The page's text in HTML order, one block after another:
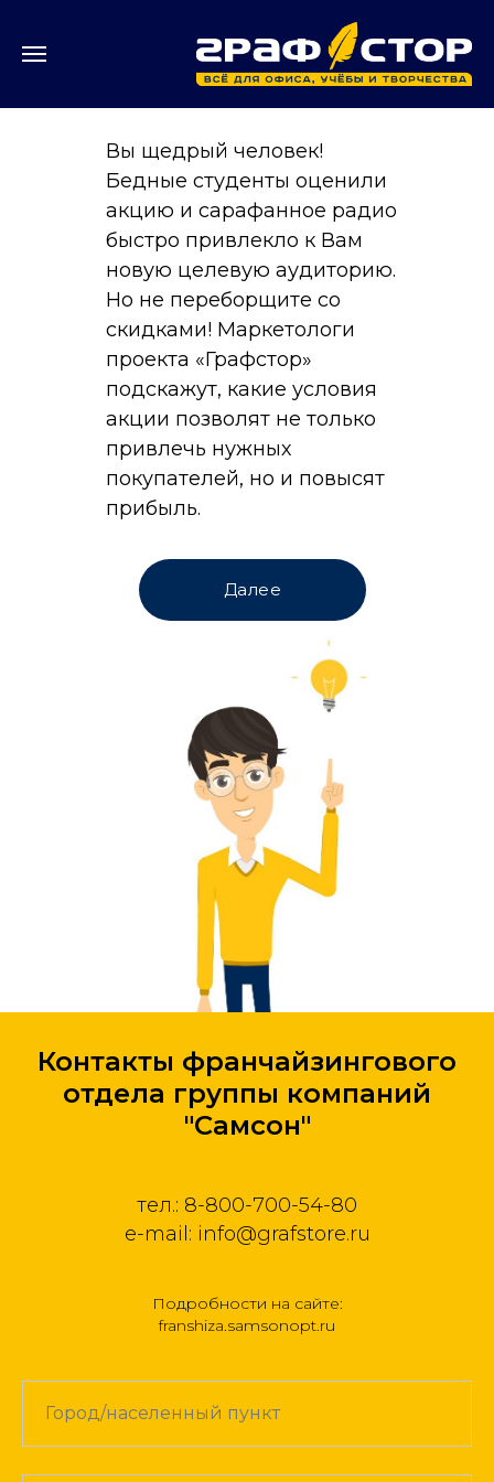
Вы щедрый человек!
Бедные студенты оценили
акцию и сарафанное радио
быстро привлекло к Вам
новую целевую аудиторию.
Но не переборщите со
скидками! Маркетологи
проекта «Графстор»
подскажут, какие условия
акции позволят не только
привлечь нужных
покупателей, но и повысят
прибыль.
Далее
Контакты франчайзингового
отдела группы компаний
"Самсон"
тел.: 8-800-700-54-80
e-mail: info@grafstore.ru
Подробности на сайте:
franshiza.samsonopt.ru